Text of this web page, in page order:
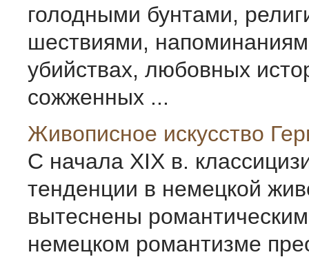
голодными бунтами,
шествиями,
убийствах, любовных
сожженных ...
Живописное искусство
С начала ХIХ в.
тенденции в немецкой
вытеснены
немецком романтизме